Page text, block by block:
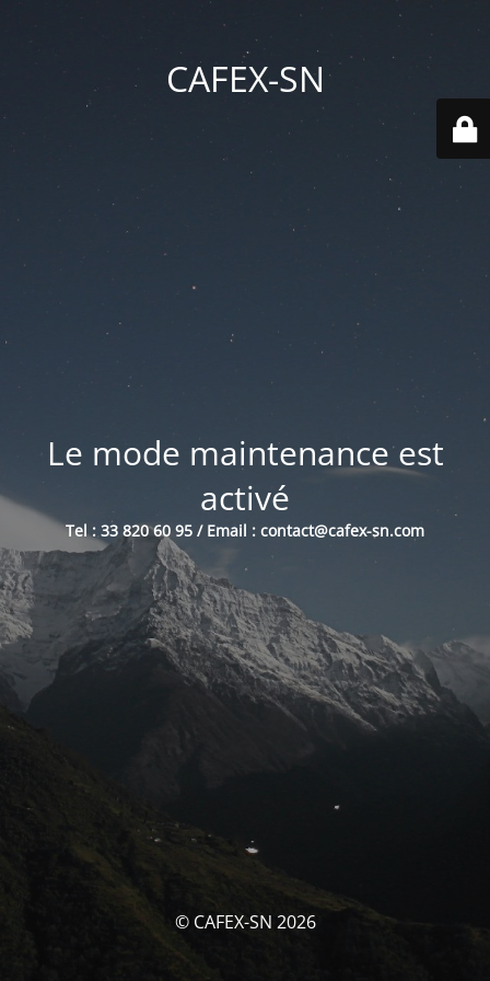
CAFEX-SN
Le mode maintenance est
activé
Tel : 33 820 60 95 / Email : contact@cafex-sn.com
© CAFEX-SN 2026